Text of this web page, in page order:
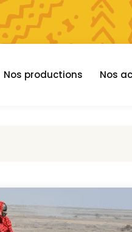
Nos productions Nos